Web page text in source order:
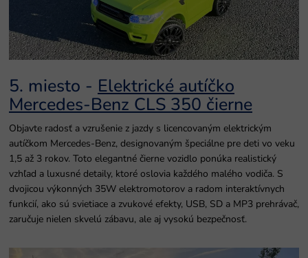
5. miesto - Elektrické autíčko
Mercedes-Benz CLS 350 čierne
Objavte radosť a vzrušenie z jazdy s licencovaným elektrickým
autíčkom Mercedes-Benz, designovaným špeciálne pre deti vo veku
1,5 až 3 rokov. Toto elegantné čierne vozidlo ponúka realistický
vzhľad a luxusné detaily, ktoré oslovia každého malého vodiča. S
dvojicou výkonných 35W elektromotorov a radom interaktívnych
funkcií, ako sú svietiace a zvukové efekty, USB, SD a MP3 prehrávač,
zaručuje nielen skvelú zábavu, ale aj vysokú bezpečnosť.